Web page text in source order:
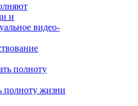
и
видео-
полноту жизни